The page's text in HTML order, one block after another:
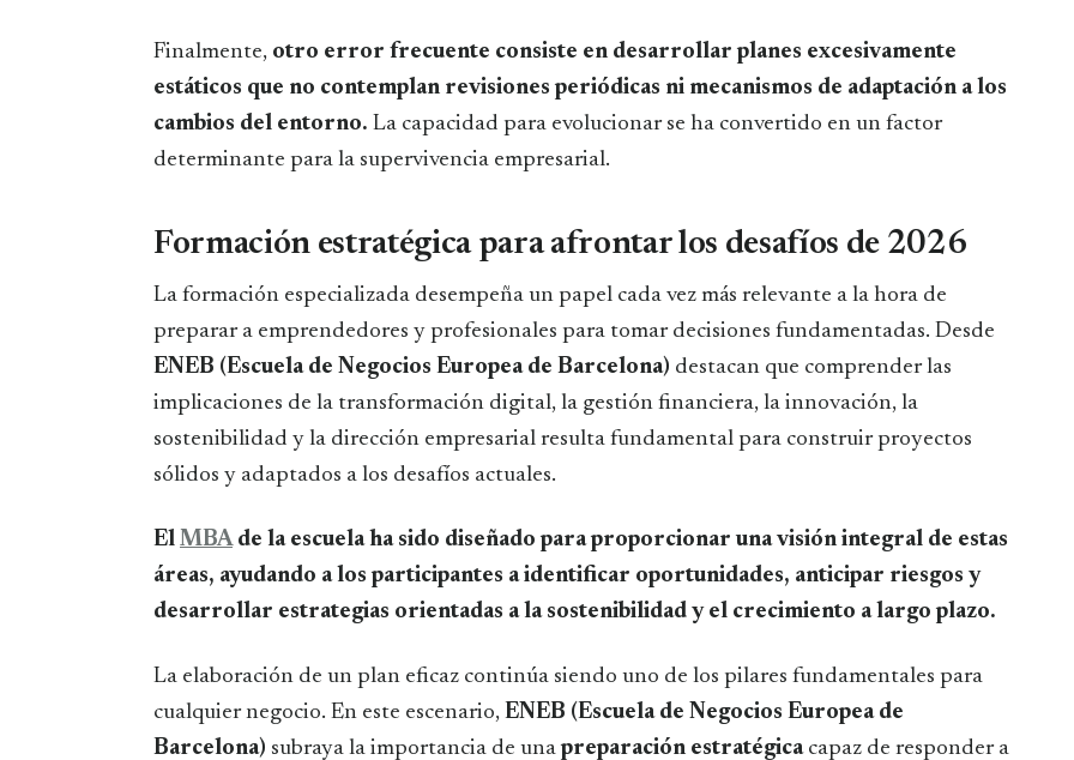
Finalmente, otro error frecuente consiste en desarrollar planes excesivamente
estáticos que no contemplan revisiones periódicas ni mecanismos de adaptación a los
cambios del entorno. La capacidad para evolucionar se ha convertido en un factor
determinante para la supervivencia empresarial.
Formación estratégica para afrontar los desafíos de 2026
La formación especializada desempeña un papel cada vez más relevante a la hora de
preparar a emprendedores y profesionales para tomar decisiones fundamentadas. Desde
ENEB (Escuela de Negocios Europea de Barcelona) destacan que comprender las
implicaciones de la transformación digital, la gestión financiera, la innovación, la
sostenibilidad y la dirección empresarial resulta fundamental para construir proyectos
sólidos y adaptados a los desafíos actuales.
El MBAde la escuela ha sido diseñado para proporcionar una visión integral de estas
áreas, ayudando a los participantes a identificar oportunidades, anticipar riesgos y
desarrollar estrategias orientadas a la sostenibilidad y el crecimiento a largo plazo.
La elaboración de un plan eficaz continúa siendo uno de los pilares fundamentales para
cualquier negocio. En este escenario, ENEB (Escuela de Negocios Europea de
Barcelona) subraya la importancia de unapreparación estratégicacapaz de responder a